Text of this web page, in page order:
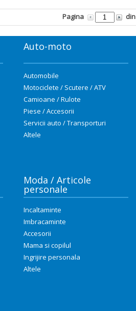
Pagina din
Auto-moto
Automobile
Motociclete / Scutere / ATV
Camioane / Rulote
Piese / Accesorii
Servicii auto / Transporturi
Altele
Moda / Articole
personale
Incaltaminte
Imbracaminte
Accesorii
Mama si copilul
Ingrijire personala
Altele